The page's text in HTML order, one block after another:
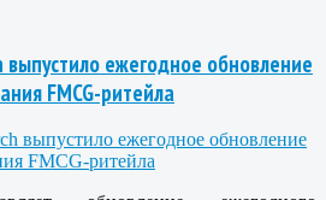
выпустило ежегодное обновление
FMCG-ритейла